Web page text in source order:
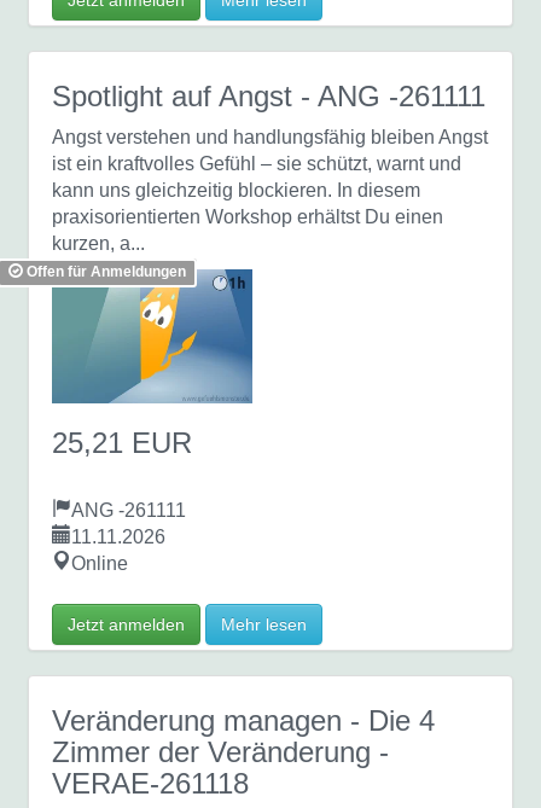
Spotlight auf Angst - ANG -261111
Angst verstehen und handlungsfähig bleiben Angst
ist ein kraftvolles Gefühl – sie schützt, warnt und
kann uns gleichzeitig blockieren. In diesem
praxisorientierten Workshop erhältst Du einen
kurzen, a...
Offen für Anmeldungen
25,21 EUR
ANG -261111
11.11.2026
Online
Jetzt anmelden Mehr lesen
Veränderung managen - Die 4
Zimmer der Veränderung -
VERAE-261118